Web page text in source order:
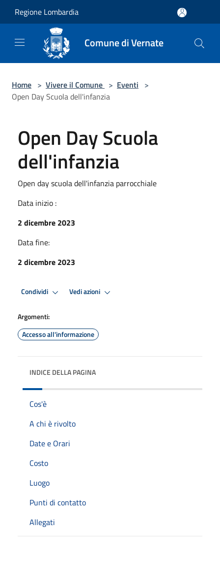
Regione Lombardia
Comune di Vernate
Home > Vivere il Comune > Eventi >
Open Day Scuola dell'infanzia
Open Day Scuola
dell'infanzia
Open day scuola dell'infanzia parrocchiale
Data inizio :
2 dicembre 2023
Data fine:
2 dicembre 2023
Condividi Vedi azioni
Argomenti:
Accesso all'informazione
INDICE DELLA PAGINA
Cos'è
A chi è rivolto
Date e Orari
Costo
Luogo
Punti di contatto
Allegati